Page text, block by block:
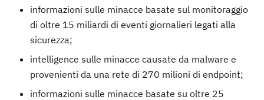
informazioni sulle minacce basate sul monitoraggio
di oltre 15 miliardi di eventi giornalieri legati alla
sicurezza;
intelligence sulle minacce causate da malware e
provenienti da una rete di 270 milioni di endpoint;
informazioni sulle minacce basate su oltre 25